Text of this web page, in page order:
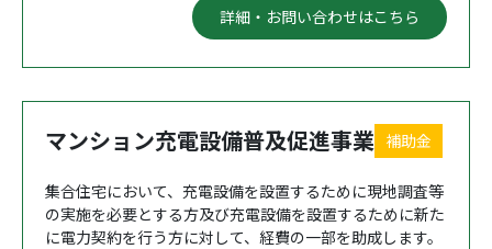
詳細・お問い合わせはこちら
マンション充電設備普及促進事業 補助金
集合住宅において、充電設備を設置するために現地調査等
の実施を必要とする方及び充電設備を設置するために新た
に電力契約を行う方に対して、経費の一部を助成します。